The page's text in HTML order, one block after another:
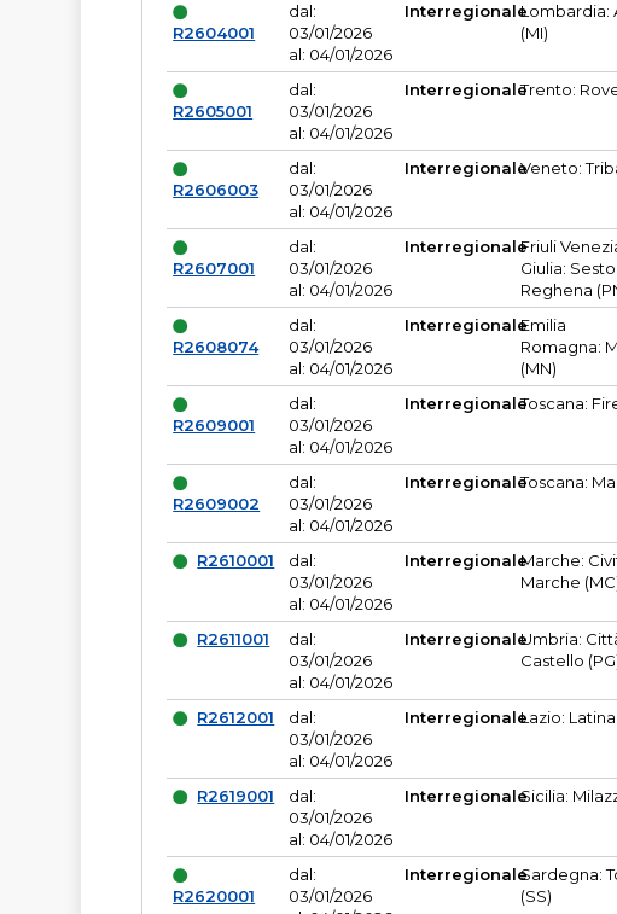
R2604001
dal:
03/01/2026
al: 04/01/2026
InterregionaleLombardia:
(MI)
R2605001
dal:
03/01/2026
al: 04/01/2026
InterregionaleTrento:
R2606003
dal:
03/01/2026
al: 04/01/2026
InterregionaleVeneto:
R2607001
dal:
03/01/2026
al: 04/01/2026
InterregionaleFriuli
Giulia:
Reghena
R2608074
dal:
03/01/2026
al: 04/01/2026
InterregionaleEmilia
Romagna:
(MN)
R2609001
dal:
03/01/2026
al: 04/01/2026
InterregionaleToscana:
R2609002
dal:
03/01/2026
al: 04/01/2026
InterregionaleToscana:
R2610001
dal:
03/01/2026
al: 04/01/2026
InterregionaleMarche:
Marche
R2611001
dal:
03/01/2026
al: 04/01/2026
InterregionaleUmbria:
Castello
R2612001
dal:
03/01/2026
al: 04/01/2026
InterregionaleLazio: Latina
R2619001
dal:
03/01/2026
al: 04/01/2026
InterregionaleSicilia:
R2620001
dal:
03/01/2026
InterregionaleSardegna:
(SS)